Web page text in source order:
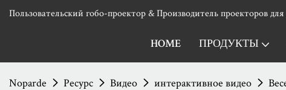
Пользовательский гобо-проектор & Производитель проекторов
HOME ПРОДУКТЫ
Noparde Ресурс Видео интерактивное видео